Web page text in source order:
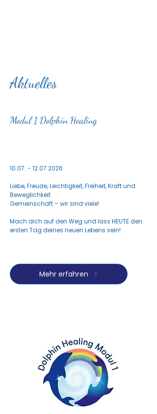
Aktuelles
Modul 1 Dolphin Healing
10.07. - 12.07.2026
Liebe, Freude, Leichtigkeit, Freiheit, Kraft und
Beweglichkeit
Gemeinschaft – wir sind viele!
Mach dich auf den Weg und lass HEUTE den
ersten Tag deines neuen Lebens sein!​​
Mehr erfahren